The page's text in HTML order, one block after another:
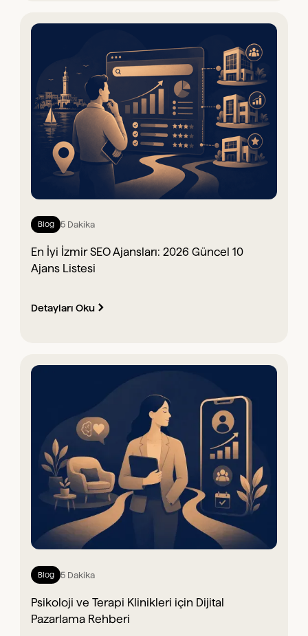
Blog 5 Dakika
En İyi İzmir SEO Ajansları: 2026 Güncel 10
Ajans Listesi
Detayları Oku
Blog 5 Dakika
Psikoloji ve Terapi Klinikleri için Dijital
Pazarlama Rehberi